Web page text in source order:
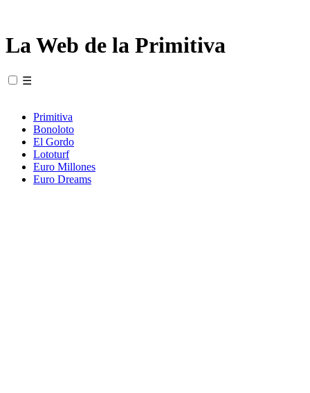
La Web de la Primitiva
☰
Primitiva
Bonoloto
El Gordo
Lototurf
Euro Millones
Euro Dreams